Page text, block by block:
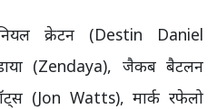
क्रेटन (Destin Daniel
(Zendaya), जैकब बैटलन
(Jon Watts), मार्क रफेलो